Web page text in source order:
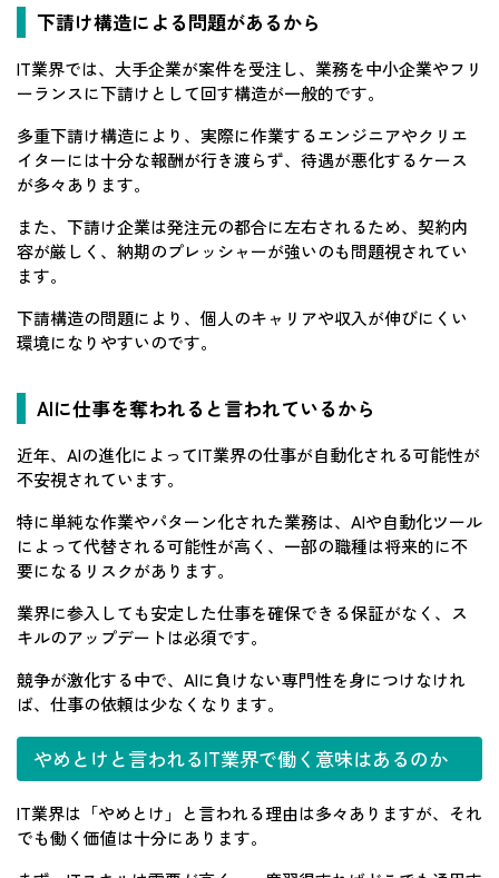
下請け構造による問題があるから
IT業界では、大手企業が案件を受注し、業務を中小企業やフリ
ーランスに下請けとして回す構造が一般的です。
多重下請け構造により、実際に作業するエンジニアやクリエ
イターには十分な報酬が行き渡らず、待遇が悪化するケース
が多々あります。
また、下請け企業は発注元の都合に左右されるため、契約内
容が厳しく、納期のプレッシャーが強いのも問題視されてい
ます。
下請構造の問題により、個人のキャリアや収入が伸びにくい
環境になりやすいのです。
AIに仕事を奪われると言われているから
近年、AIの進化によってIT業界の仕事が自動化される可能性が
不安視されています。
特に単純な作業やパターン化された業務は、AIや自動化ツール
によって代替される可能性が高く、一部の職種は将来的に不
要になるリスクがあります。
業界に参入しても安定した仕事を確保できる保証がなく、ス
キルのアップデートは必須です。
競争が激化する中で、AIに負けない専門性を身につけなけれ
ば、仕事の依頼は少なくなります。
やめとけと言われるIT業界で働く意味はあるのか
IT業界は「やめとけ」と言われる理由は多々ありますが、それ
でも働く価値は十分にあります。